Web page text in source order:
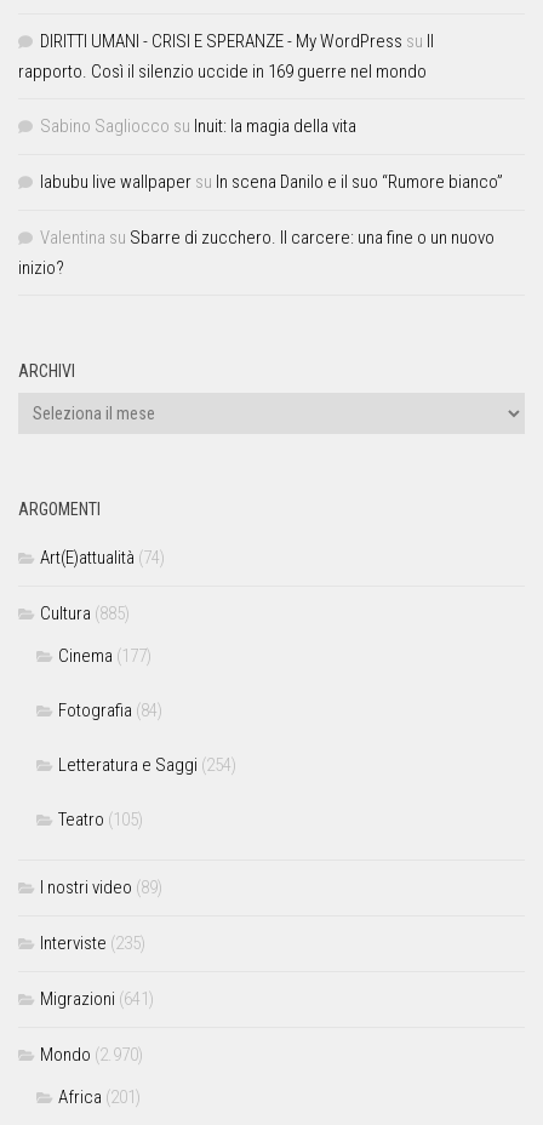
DIRITTI UMANI - CRISI E SPERANZE - My WordPress su
rapporto. Così il silenzio uccide in 169 guerre nel mondo
Sabino Sagliocco su Inuit: la magia della vita
labubu live wallpaper su In scena Danilo e il suo “Rumore bianco”
Valentina su Sbarre di zucchero. Il carcere: una fine o un nuovo
inizio?
ARCHIVI
ARGOMENTI
Art(E)attualità (74)
Cultura (885)
Cinema (177)
Fotografia (84)
Letteratura e Saggi (254)
Teatro (105)
I nostri video (89)
Interviste (235)
Migrazioni (641)
Mondo (2.970)
Africa (201)